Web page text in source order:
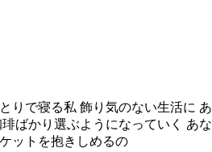
で寝る私 飾り気のない生活に
ばかり選ぶようになっていく あ
ットを抱きしめるの